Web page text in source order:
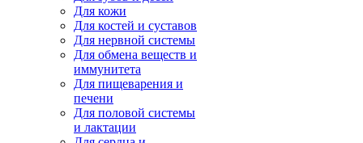
Для кожи
Для костей и суставов
Для нервной системы
Для обмена веществ и
иммунитета
Для пищеварения и
печени
Для половой системы
и лактации